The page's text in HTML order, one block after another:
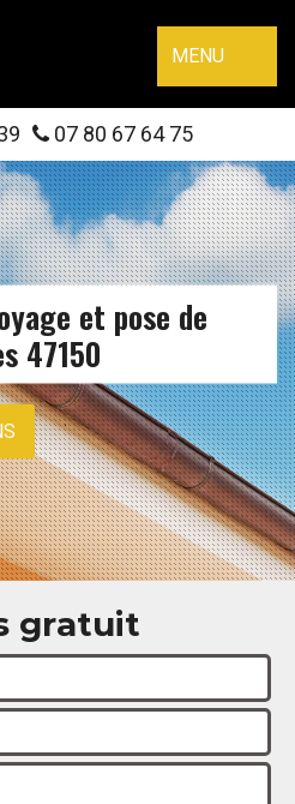
MENU
07 80 67 64 75
et pose de
47150
gratuit